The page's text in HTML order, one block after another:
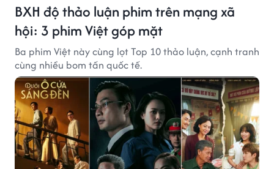
BXH độ thảo luận phim trên mạng xã
hội: 3 phim Việt góp mặt
Ba phim Việt này cùng lọt Top 10 thảo luận, cạnh tranh
cùng nhiều bom tấn quốc tế.